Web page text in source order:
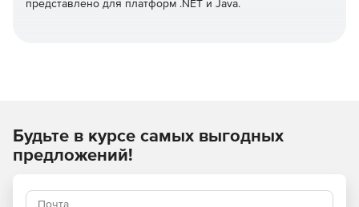
представлено для платформ .NET и Java.
Будьте в курсе самых выгодных
предложений!